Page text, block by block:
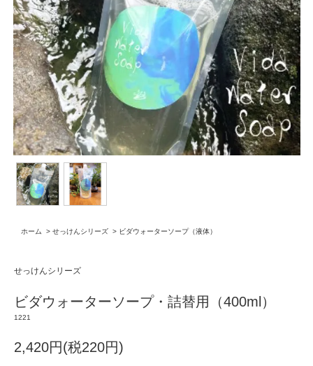
ホーム > せっけんシリーズ > ビダウォーターソープ（液体）
せっけんシリーズ
ビダウォーターソープ・詰替用（400ml）
1221
2,420円(税220円)